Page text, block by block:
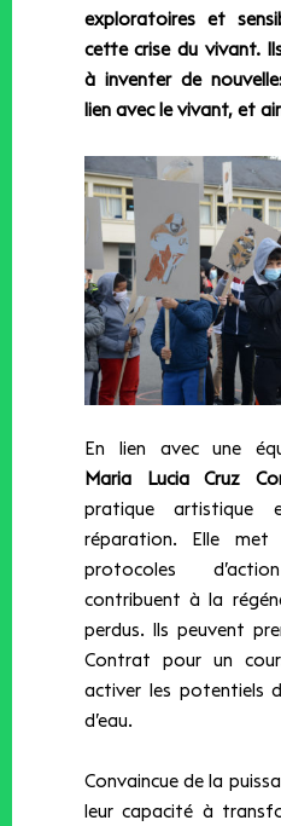
exploratoires et
cette crise du vivant.
à inventer de
lien avec le vivant, et
En lien avec une
Maria Lucia Cruz
pratique
réparation. Elle met
protocoles
contribuent à la
perdus. Ils peuvent
Contrat pour un
activer les potentiels
d’eau.
Convaincue de la
leur capacité à